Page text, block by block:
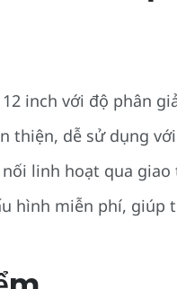
inch với độ phân
thiện, dễ sử dụng
linh hoạt qua giao
hình miễn phí,